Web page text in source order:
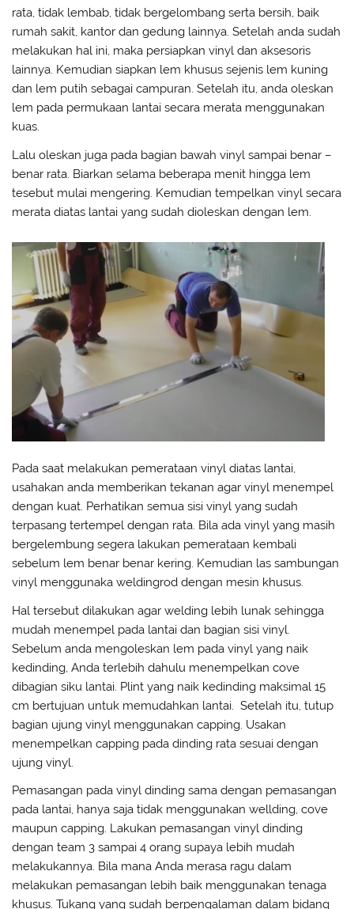
rata, tidak lembab, tidak bergelombang serta bersih, baik
rumah sakit, kantor dan gedung lainnya. Setelah anda sudah
melakukan hal ini, maka persiapkan vinyl dan aksesoris
lainnya. Kemudian siapkan lem khusus sejenis lem kuning
dan lem putih sebagai campuran. Setelah itu, anda oleskan
lem pada permukaan lantai secara merata menggunakan
kuas.
Lalu oleskan juga pada bagian bawah vinyl sampai benar –
benar rata. Biarkan selama beberapa menit hingga lem
tesebut mulai mengering. Kemudian tempelkan vinyl secara
merata diatas lantai yang sudah dioleskan dengan lem.
Pada saat melakukan pemerataan vinyl diatas lantai,
usahakan anda memberikan tekanan agar vinyl menempel
dengan kuat. Perhatikan semua sisi vinyl yang sudah
terpasang tertempel dengan rata. Bila ada vinyl yang masih
bergelembung segera lakukan pemerataan kembali
sebelum lem benar benar kering. Kemudian las sambungan
vinyl menggunaka weldingrod dengan mesin khusus.
Hal tersebut dilakukan agar welding lebih lunak sehingga
mudah menempel pada lantai dan bagian sisi vinyl.
Sebelum anda mengoleskan lem pada vinyl yang naik
kedinding, Anda terlebih dahulu menempelkan cove
dibagian siku lantai. Plint yang naik kedinding maksimal 15
cm bertujuan untuk memudahkan lantai. Setelah itu, tutup
bagian ujung vinyl menggunakan capping. Usakan
menempelkan capping pada dinding rata sesuai dengan
ujung vinyl.
Pemasangan pada vinyl dinding sama dengan pemasangan
pada lantai, hanya saja tidak menggunakan wellding, cove
maupun capping. Lakukan pemasangan vinyl dinding
dengan team 3 sampai 4 orang supaya lebih mudah
melakukannya. Bila mana Anda merasa ragu dalam
melakukan pemasangan lebih baik menggunakan tenaga
khusus. Tukang yang sudah berpengalaman dalam bidang